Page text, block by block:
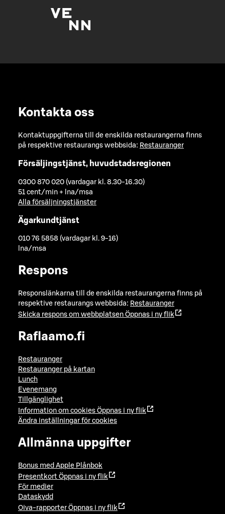
Kontakta oss
Kontaktuppgifterna till de enskilda restaurangerna finns
på respektive restaurangs webbsida: Restauranger
Försäljingstjänst, huvudstadsregionen
0300 870 020 (vardagar kl. 8.30-16.30)
51 cent/min + lna/msa
Alla försäljningstjänster
Ägarkundtjänst
010 76 5858 (vardagar kl. 9-16)
lna/msa
Respons
Responslänkarna till de enskilda restaurangerna finns på
respektive restaurangs webbsida: Restauranger
Skicka respons om webbplatsen Öppnas i ny flik
Raflaamo.fi
Restauranger
Restauranger på kartan
Lunch
Evenemang
Tillgänglighet
Information om cookies Öppnas i ny flik
Ändra inställningar för cookies
Allmänna uppgifter
Bonus med Apple Plånbok
Presentkort Öppnas i ny flik
För medier
Dataskydd
Oiva-rapporter Öppnas i ny flik